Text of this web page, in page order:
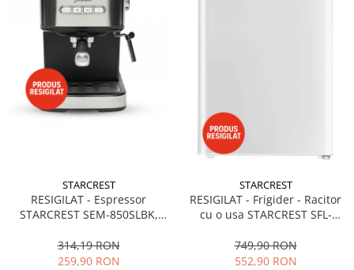
STARCREST
RESIGILAT - Espressor
STARCREST SEM-850SLBK,
detasabil 1.5L, dispozitiv
spumare, filtru dublu din
314,19 RON
259,90 RON
STARCREST
RESIGILAT - Frigider - Racitor
cu o usa STARCREST SFL-
92L, Iluminare interioara,H 83
cm, Alb
749,90 RON
552,90 RON